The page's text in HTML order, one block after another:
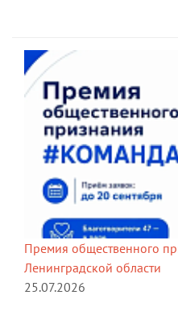
Премия общественного
Ленинградской области
25.07.2026